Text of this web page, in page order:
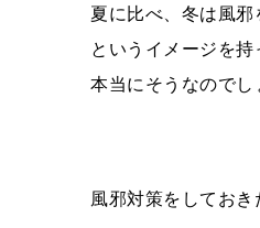
夏に比べ、冬は風邪
というイメージを
本当にそうなのでし
風邪対策をしてお